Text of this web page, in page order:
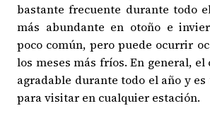
bastante frecuente durante todo
más abundante en otoño e
poco común, pero puede ocurrir
los meses más fríos. En general, el
agradable durante todo el año y
para visitar en cualquier estación.